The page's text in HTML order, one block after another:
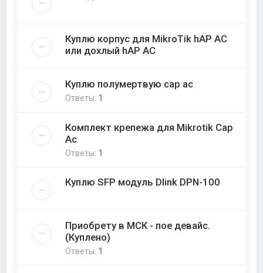
Куплю корпус для MikroTik hAP AC
или дохлый hAP AC
Куплю полумертвую cap ac
Ответы: 1
Комплект крепежа для Mikrotik Cap
Ac
Ответы: 1
Куплю SFP модуль Dlink DPN-100
Приобрету в МСК - пое девайс.
(Куплено)
Ответы: 1